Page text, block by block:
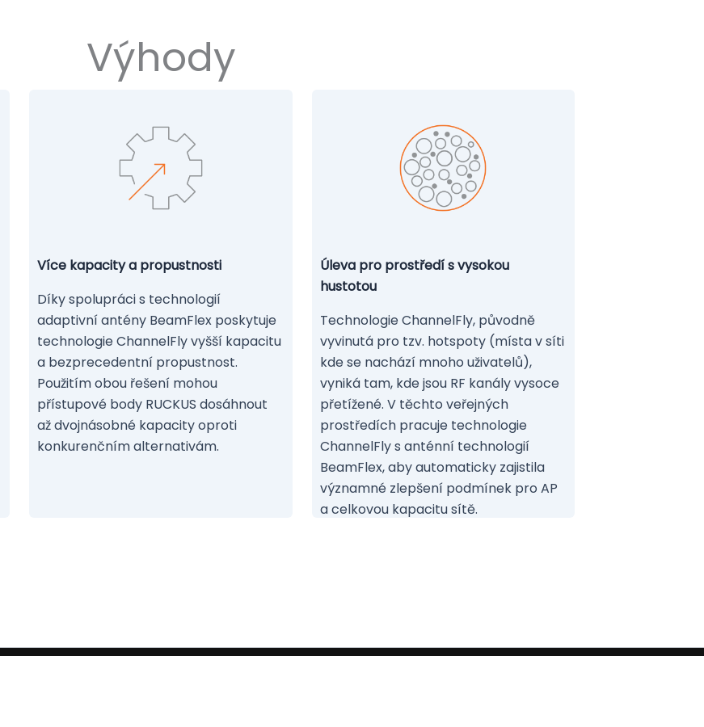
Výhody
Více kapacity a propustnosti
Díky spolupráci s technologií
adaptivní antény BeamFlex poskytuje
technologie ChannelFly vyšší kapacitu
a bezprecedentní propustnost.
Použitím obou řešení mohou
přístupové body RUCKUS dosáhnout
až dvojnásobné kapacity oproti
konkurenčním alternativám.
Úleva pro prostředí s vysokou
hustotou
Technologie ChannelFly, původně
vyvinutá pro tzv. hotspoty (místa v síti
kde se nachází mnoho uživatelů),
vyniká tam, kde jsou RF kanály vysoce
přetížené. V těchto veřejných
prostředích pracuje technologie
ChannelFly s anténní technologií
BeamFlex, aby automaticky zajistila
významné zlepšení podmínek pro AP
a celkovou kapacitu sítě.